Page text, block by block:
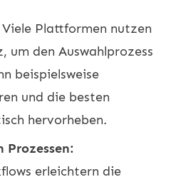
Viele Plattformen nutzen
um den Auswahlprozess
beispielsweise
und die besten
hervorheben.
erleichtern die